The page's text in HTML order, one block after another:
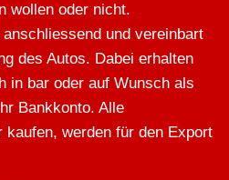
wollen oder nicht.
und vereinbart
des Autos. Dabei erhalten
in bar oder auf Wunsch als
Bankkonto. Alle
kaufen, werden für den Export